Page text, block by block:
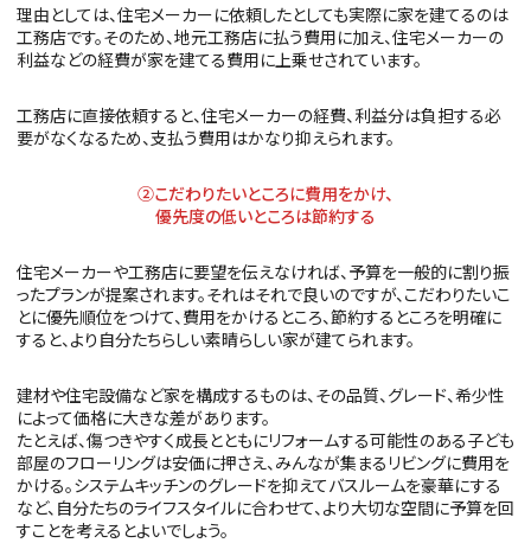
理由としては、住宅メーカーに依頼したとしても実際に家を建てるのは
工務店です。そのため、地元工務店に払う費用に加え、住宅メーカーの
利益などの経費が家を建てる費用に上乗せされています。
工務店に直接依頼すると、住宅メーカーの経費、利益分は負担する必
要がなくなるため、支払う費用はかなり抑えられます。
②こだわりたいところに費用をかけ、
優先度の低いところは節約する
住宅メーカーや工務店に要望を伝えなければ、予算を一般的に割り振
ったプランが提案されます。それはそれで良いのですが、こだわりたいこ
とに優先順位をつけて、費用をかけるところ、節約するところを明確に
すると、より自分たちらしい素晴らしい家が建てられます。
建材や住宅設備など家を構成するものは、その品質、グレード、希少性
によって価格に大きな差があります。
たとえば、傷つきやすく成長とともにリフォームする可能性のある子ども
部屋のフローリングは安価に押さえ、みんなが集まるリビングに費用を
かける。システムキッチンのグレードを抑えてバスルームを豪華にする
など、自分たちのライフスタイルに合わせて、より大切な空間に予算を回
すことを考えるとよいでしょう。